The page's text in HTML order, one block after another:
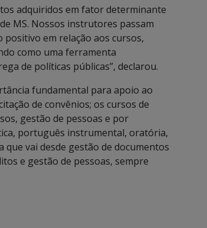
adquiridos em fator determinante
MS. Nossos instrutores passam
em relação aos cursos,
como uma ferramenta
de políticas públicas”, declarou.
fundamental para apoio ao
de convênios; os cursos de
gestão de pessoas e por
português instrumental, oratória,
vai desde gestão de documentos
e gestão de pessoas, sempre